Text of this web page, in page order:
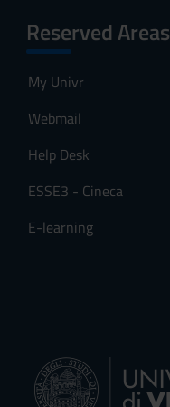
Reserved Areas
My Univr
Webmail
Help Desk
ESSE3 - Cineca
E-learning